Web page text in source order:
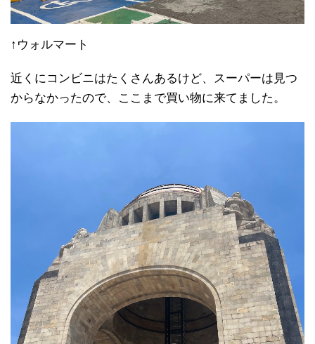
↑ウォルマート
近くにコンビニはたくさんあるけど、スーパーは見つ
からなかったので、ここまで買い物に来てました。